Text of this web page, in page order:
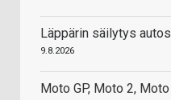
Läppärin säilytys
9.8.2026
Moto GP, Moto 2,